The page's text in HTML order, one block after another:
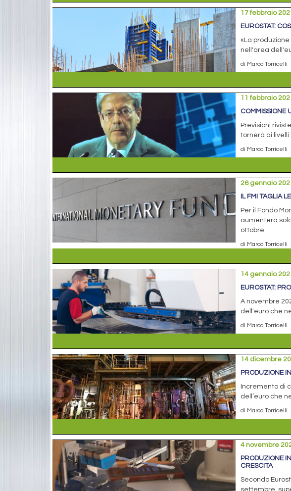
17 febbraio
EUROSTAT:
«La
nell'area
di Marco Torricelli
11 febbraio
COMMISSIONE
Previsioni
tornerà ai livelli
di Marco Torricelli
26 gennaio
IL FMI TAGLIA
Per il Fondo
aumenterà
ottobre
di Marco Torricelli
14 gennaio
EUROSTAT:
A novembre
dell'euro che
di Marco Torricelli
14 dicembre
PRODUZIONE
Incremento di
dell’euro che
di Marco Torricelli
4 novembre
PRODUZIONE
CRESCITA
Secondo
settembre,